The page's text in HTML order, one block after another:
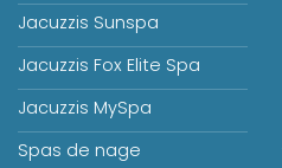
Jacuzzis Sunspa
Jacuzzis Fox Elite Spa
Jacuzzis MySpa
Spas de nage